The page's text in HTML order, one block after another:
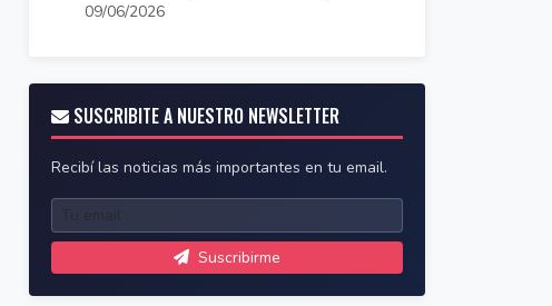
09/06/2026
SUSCRIBITE A NUESTRO NEWSLETTER
Recibí las noticias más importantes en tu email.
Suscribirme